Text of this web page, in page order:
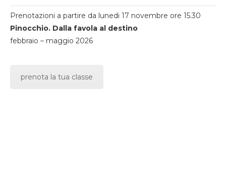
Prenotazioni a partire da lunedi 17 novembre ore 15.30
Pinocchio. Dalla favola al destino
febbraio – maggio 2026
prenota la tua classe